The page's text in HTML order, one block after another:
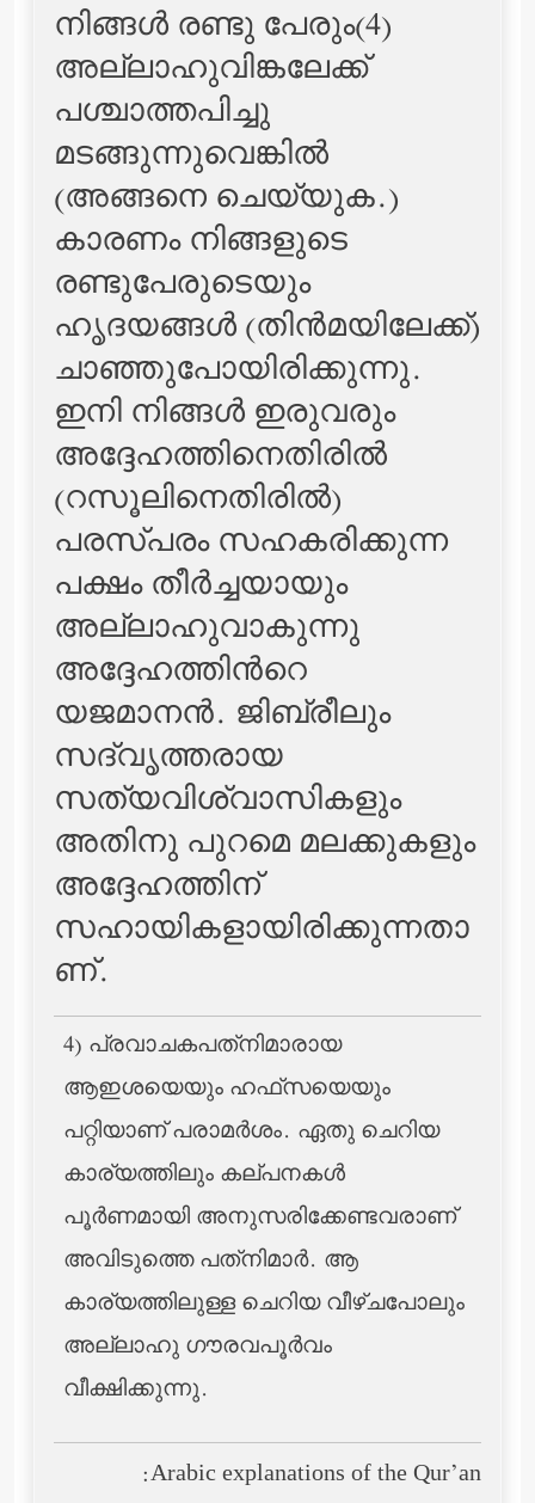
നിങ്ങള്‍ രണ്ടു പേരും(4)
അല്ലാഹുവിങ്കലേക്ക്
പശ്ചാത്തപിച്ചു
മടങ്ങുന്നുവെങ്കില്‍
(അങ്ങനെ ചെയ്യുക.)
കാരണം നിങ്ങളുടെ
രണ്ടുപേരുടെയും
ഹൃദയങ്ങള്‍ (തിന്‍മയിലേക്ക്‌)
ചാഞ്ഞുപോയിരിക്കുന്നു.
ഇനി നിങ്ങള്‍ ഇരുവരും
അദ്ദേഹത്തിനെതിരില്‍
(റസൂലിനെതിരില്‍)
പരസ്പരം സഹകരിക്കുന്ന
പക്ഷം തീര്‍ച്ചയായും
അല്ലാഹുവാകുന്നു
അദ്ദേഹത്തിന്‍റെ
യജമാനന്‍. ജിബ്‌രീലും
സദ്‌വൃത്തരായ
സത്യവിശ്വാസികളും
അതിനു പുറമെ മലക്കുകളും
അദ്ദേഹത്തിന്
സഹായികളായിരിക്കുന്നതാ
ണ്‌.
4) പ്രവാചകപത്‌നിമാരായ
ആഇശയെയും ഹഫ്‌സയെയും
പറ്റിയാണ് പരാമര്‍ശം. ഏതു ചെറിയ
കാര്യത്തിലും കല്പനകള്‍
പൂര്‍ണമായി അനുസരിക്കേണ്ടവരാണ്
അവിടുത്തെ പത്‌നിമാര്‍. ആ
കാര്യത്തിലുള്ള ചെറിയ വീഴ്ചപോലും
അല്ലാഹു ഗൗരവപൂര്‍വം
വീക്ഷിക്കുന്നു.
Arabic explanations of the Qur’an: